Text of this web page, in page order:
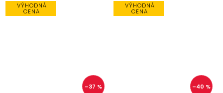
VÝHODNÁ
CENA
–37 %
VÝHODNÁ
CENA
–40 %